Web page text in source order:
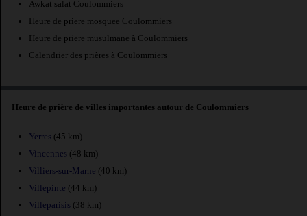
Awkat salat Coulommiers
Heure de priere mosquee Coulommiers
Heure de priere musulmane à Coulommiers
Calendrier des prières à Coulommiers
Heure de prière de villes importantes autour de Coulommiers
Yerres (45 km)
Vincennes (48 km)
Villiers-sur-Marne (40 km)
Villepinte (44 km)
Villeparisis (38 km)